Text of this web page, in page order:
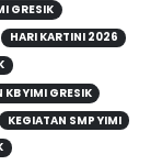
GRESIK
HARI KARTINI 2026
KB YIMI GRESIK
KEGIATAN SMP YIMI